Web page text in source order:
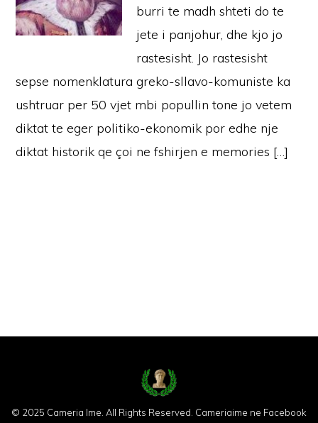
burri te madh shteti do te
jete i panjohur, dhe kjo jo
rastesisht. Jo rastesisht
sepse nomenklatura greko-sllavo-komuniste ka
ushtruar per 50 vjet mbi popullin tone jo vetem
diktat te eger politiko-ekonomik por edhe nje
diktat historik qe çoi ne fshirjen e memories […]
© 2025 Cameria Ime. All Rights Reserved. Cameriaime ne Facebook